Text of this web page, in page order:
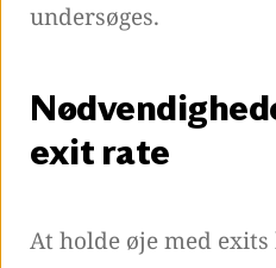
undersøges.
exit rate
At holde øje med